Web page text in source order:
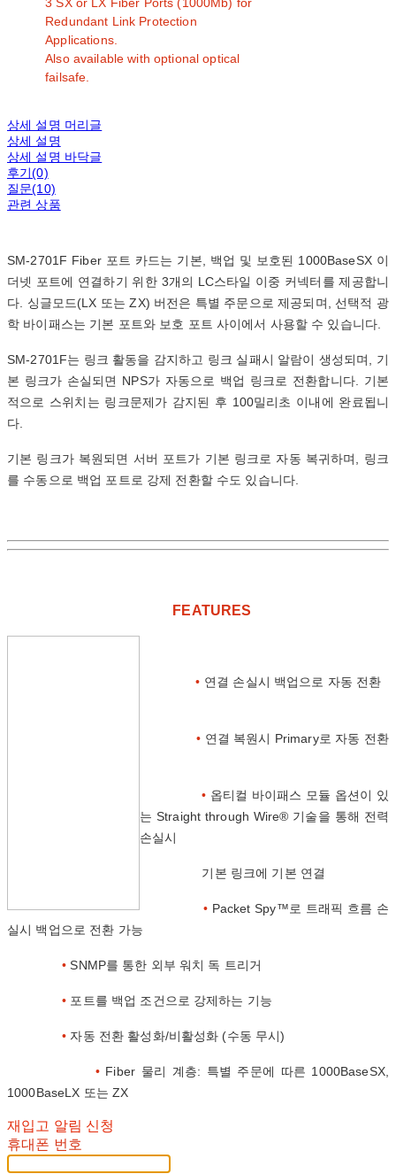
Redundant Link Protection
Applications.
Also available with optional optical
failsafe.
상세 설명 머리글
상세 설명
상세 설명 바닥글
후기(0)
질문(10)
관련 상품
SM-2701F Fiber 포트 카드는 기본, 백업 및 보호된 1000BaseSX 이
더넷 포트에 연결하기 위한 3개의 LC스타일 이중 커넥터를 제공합니
다. 싱글모드(LX 또는 ZX) 버전은 특별 주문으로 제공되며, 선택적 광
학 바이패스는 기본 포트와 보호 포트 사이에서 사용할 수 있습니다.
SM-2701F는 링크 활동을 감지하고 링크 실패시 알람이 생성되며, 기
본 링크가 손실되면 NPS가 자동으로 백업 링크로 전환합니다. 기본
적으로 스위치는 링크문제가 감지된 후 100밀리초 이내에 완료됩니
다.
기본 링크가 복원되면 서버 포트가 기본 링크로 자동 복귀하며, 링크
를 수동으로 백업 포트로 강제 전환할 수도 있습니다.
FEATURES
• 연결 손실시 백업으로 자동 전환
• 연결 복원시 Primary로 자동 전환
• 옵티컬 바이패스 모듈 옵션이 있
는 Straight through Wire® 기술을 통해 전력
손실시
기본 링크에 기본 연결
• Packet Spy™로 트래픽 흐름 손
실시 백업으로 전환 가능
•SNMP를 통한 외부 워치 독 트리거
• 포트를 백업 조건으로 강제하는 기능
• 자동 전환 활성화/비활성화 (수동 무시)
• Fiber 물리 계층: 특별 주문에 따른 1000BaseSX,
1000BaseLX 또는 ZX
재입고 알림 신청
휴대폰 번호